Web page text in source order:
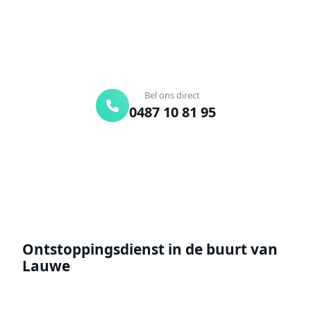
Bel ons direct
0487 10 81 95
Ontstoppingsdienst in de buurt van
Lauwe